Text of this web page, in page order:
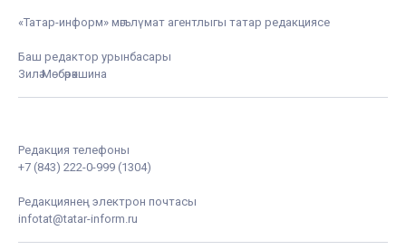
«Татар-информ» мәгълүмат агентлыгы татар редакциясе
Баш редактор урынбасары
Зилә Мөбәрәкшина
Редакция телефоны
+7 (843) 222-0-999 (1304)
Редакциянең электрон почтасы
infotat@tatar-inform.ru